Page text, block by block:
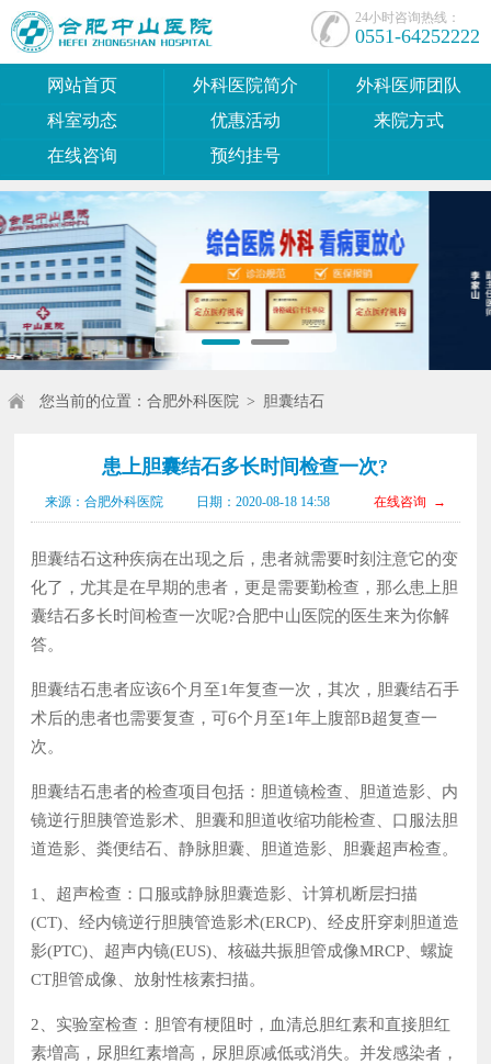
24小时咨询热线：
0551-64252222
网站首页 外科医院简介
外科医师团队
科室动态
优惠活动
来院方式
在线咨询
预约挂号
您当前的位置： 合肥外科医院> 胆囊结石
患上胆囊结石多长时间检查一次?
来源：合肥外科医院 日期：2020-08-18 14:58 在线咨询 →
胆囊结石这种疾病在出现之后，患者就需要时刻注意它的变
化了，尤其是在早期的患者，更是需要勤检查，那么患上胆
囊结石多长时间检查一次呢?合肥中山医院的医生来为你解
答。
胆囊结石患者应该6个月至1年复查一次，其次，胆囊结石手
术后的患者也需要复查，可6个月至1年上腹部B超复查一
次。
胆囊结石患者的检查项目包括：胆道镜检查、胆道造影、内
镜逆行胆胰管造影术、胆囊和胆道收缩功能检查、口服法胆
道造影、粪便结石、静脉胆囊、胆道造影、胆囊超声检查。
1、超声检查：口服或静脉胆囊造影、计算机断层扫描
(CT)、经内镜逆行胆胰管造影术(ERCP)、经皮肝穿刺胆道造
影(PTC)、超声内镜(EUS)、核磁共振胆管成像MRCP、螺旋
CT胆管成像、放射性核素扫描。
2、实验室检查：胆管有梗阻时，血清总胆红素和直接胆红
素増高，尿胆红素增高，尿胆原减低或消失。并发感染者，